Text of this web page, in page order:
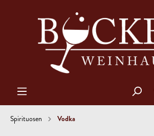
Spirituosen Vodka